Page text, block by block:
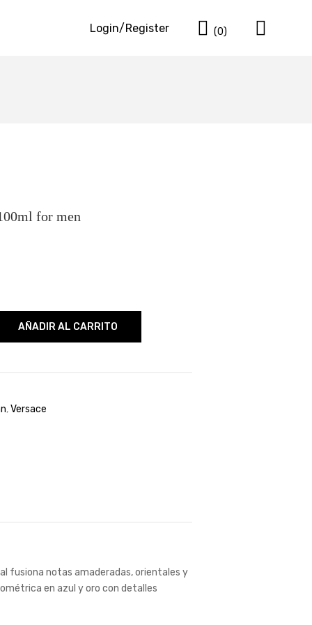
Login/Register Cart
(0)
for men
AÑADIR AL CARRITO
,Versace
fusiona notas amaderadas, orientales y
en azul y oro con detalles